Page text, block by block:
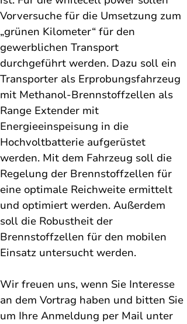
Vorversuche für die Umsetzung zum
„grünen Kilometer“ für den
gewerblichen Transport
durchgeführt werden. Dazu soll ein
Transporter als Erprobungsfahrzeug
mit Methanol-Brennstoffzellen als
Range Extender mit
Energieeinspeisung in die
Hochvoltbatterie aufgerüstet
werden. Mit dem Fahrzeug soll die
Regelung der Brennstoffzellen für
eine optimale Reichweite ermittelt
und optimiert werden. Außerdem
soll die Robustheit der
Brennstoffzellen für den mobilen
Einsatz untersucht werden.
Wir freuen uns, wenn Sie Interesse
an dem Vortrag haben und bitten Sie
um Ihre Anmeldung per Mail unter